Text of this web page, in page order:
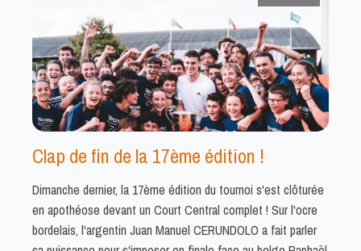
Clap de fin de la 17ème édition !
Dimanche dernier, la 17ème édition du tournoi s'est clôturée
en apothéose devant un Court Central complet ! Sur l'ocre
bordelais, l'argentin Juan Manuel CERUNDOLO a fait parler